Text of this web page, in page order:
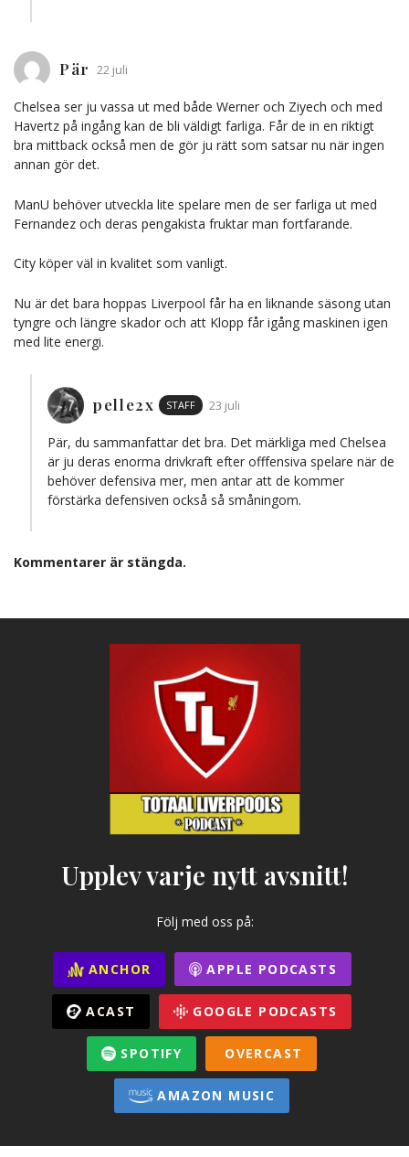
Pär 22 juli
Chelsea ser ju vassa ut med både Werner och Ziyech och med
Havertz på ingång kan de bli väldigt farliga. Får de in en riktigt
bra mittback också men de gör ju rätt som satsar nu när ingen
annan gör det.
ManU behöver utveckla lite spelare men de ser farliga ut med
Fernandez och deras pengakista fruktar man fortfarande.
City köper väl in kvalitet som vanligt.
Nu är det bara hoppas Liverpool får ha en liknande säsong utan
tyngre och längre skador och att Klopp får igång maskinen igen
med lite energi.
pelle2x STAFF 23 juli
Pär, du sammanfattar det bra. Det märkliga med Chelsea
är ju deras enorma drivkraft efter offfensiva spelare när de
behöver defensiva mer, men antar att de kommer
förstärka defensiven också så småningom.
Kommentarer är stängda.
Upplev varje nytt avsnitt!
Följ med oss på:
ANCHOR APPLE PODCASTS
ACAST GOOGLE PODCASTS
SPOTIFY OVERCAST
AMAZON MUSIC